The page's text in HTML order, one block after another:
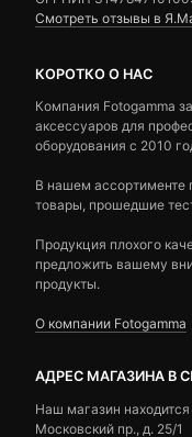
Смотреть отзывы в
КОРОТКО О НАС
Компания Fotogamma
аксессуаров для
оборудования с 2010
В нашем ассортименте
товары, прошедшие
Продукция плохого
предложить вашему
продукты.
О компании Fotogamma
АДРЕС МАГАЗИНА В
Наш магазин
Московский пр., д. 25/1